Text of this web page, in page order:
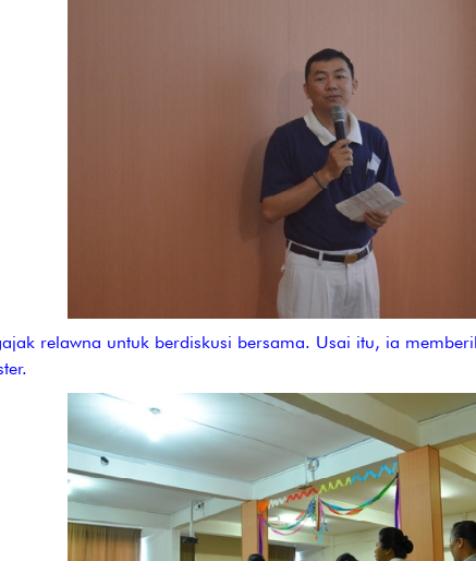
relawna untuk berdiskusi bersama. Usai itu, ia